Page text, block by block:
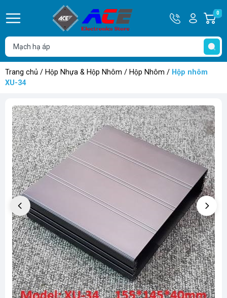
Hotline
0932
762514
Tài
khoản
Hello,
Khách
0
Trang chủ / Hộp Nhựa & Hộp Nhôm / Hộp Nhôm / Hộp nhôm
XU-34